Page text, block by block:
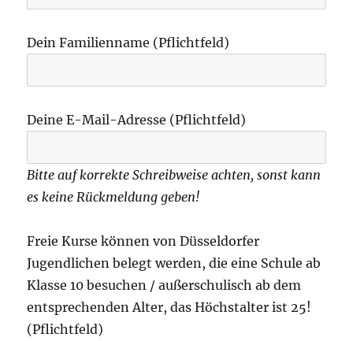
Dein Familienname (Pflichtfeld)
Deine E-Mail-Adresse (Pflichtfeld)
Bitte auf korrekte Schreibweise achten, sonst kann
es keine Rückmeldung geben!
Freie Kurse können von Düsseldorfer
Jugendlichen belegt werden, die eine Schule ab
Klasse 10 besuchen / außerschulisch ab dem
entsprechenden Alter, das Höchstalter ist 25!
(Pflichtfeld)